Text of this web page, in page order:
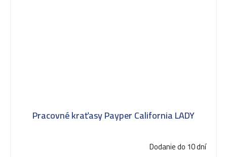
Pracovné kraťasy Payper California LADY
Dodanie do 10 dní